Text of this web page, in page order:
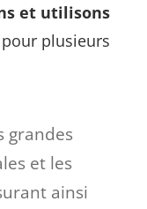
et utilisons
pour plusieurs
grandes
et les
ainsi